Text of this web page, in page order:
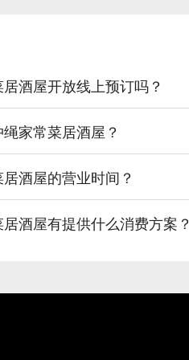
酒屋开放线上预订吗？
家常菜居酒屋？
酒屋的营业时间？
酒屋有提供什么消费方案？